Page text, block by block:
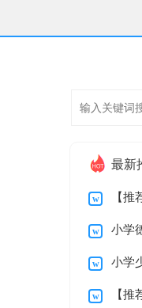
最新
【推
初中集锦
小学
划 小学
计划 【推